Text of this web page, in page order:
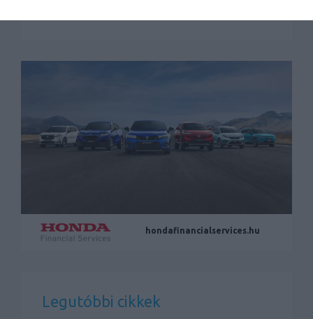
hondafinancialservices.hu
Legutóbbi cikkek